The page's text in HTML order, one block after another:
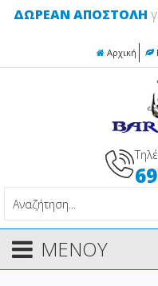
ΔΩΡΕΑΝ ΑΠΟΣΤΟΛΗ
Αρχική
ΜΕΝΟΥ